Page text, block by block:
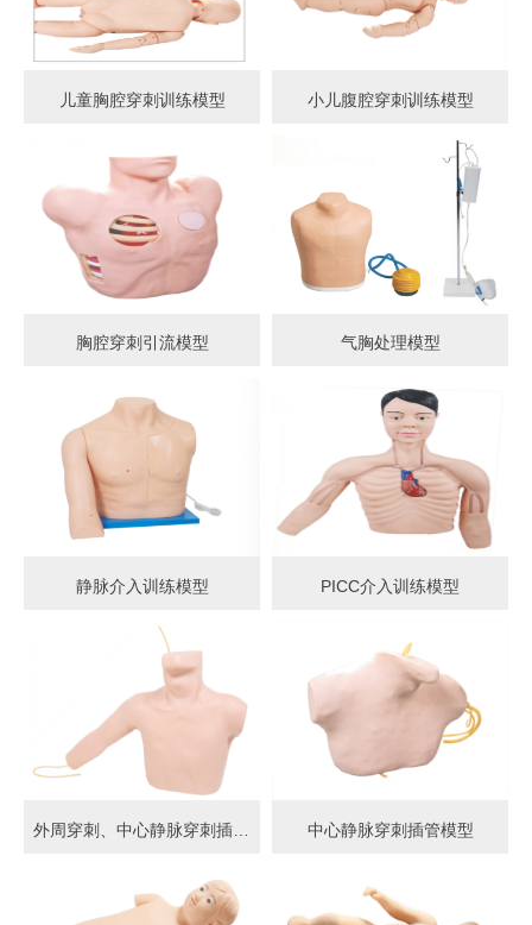
儿童胸腔穿刺训练模型 小儿腹腔穿刺训练模型
胸腔穿刺引流模型 气胸处理模型
静脉介入训练模型 PICC介入训练模型
外周穿刺、中心静脉穿刺插管模型 中心静脉穿刺插管模型